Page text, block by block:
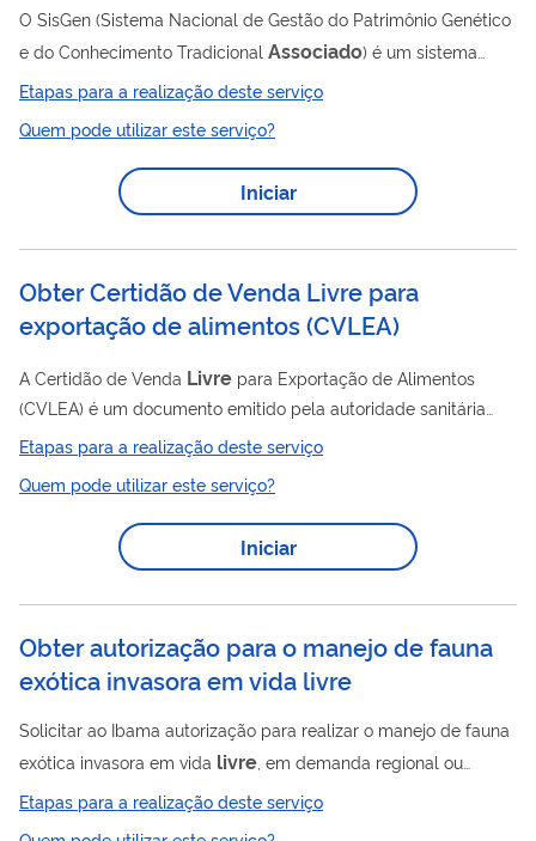
O SisGen (Sistema Nacional de Gestão do Patrimônio Genético
e do Conhecimento Tradicional Associado) é um sistema
eletrônico criado pelo Decreto nº 8.772/2016 para
regulamentar a Lei nº 13.123/2015. Ele funciona como uma
ferramenta oficial do Conselho de Gestão do Patrimônio
Genético (CGen), responsável por monitorar e regular
atividades relacionadas ao uso do patrimônio genético
sistema permite realizar cadastros, autorizações e...
Etapas para a realização deste serviço
Quem pode utilizar este serviço?
Iniciar
Obter Certidão de Venda Livre para
exportação de alimentos(CVLEA)
A Certidão de Venda Livre para Exportação de Alimentos
(CVLEA) é um documento emitido pela autoridade sanitária
competente do Sistema Nacional de Vigilância Sanitária
(SNVS), requerido voluntariamente, para atender
exclusivamente exigências sanitárias de países importadores
de alimentos fabricados em território brasileiro. Ela deve ser
solicitada, quando necessário, pela empresa exportadora do
Alimentos é emitida pela autoridade...
Etapas para a realização deste serviço
Quem pode utilizar este serviço?
Iniciar
Obter autorização para o manejo de fauna
exótica invasora em vida livre
Solicitar ao Ibama autorização para realizar o manejo de fauna
exótica invasora em vida livre , em demanda regional ou
nacional. As espécies exóticas invasoras são consideradas uma
das maiores causas de perda da biodiversidade em escala
Etapas para a realização deste serviço